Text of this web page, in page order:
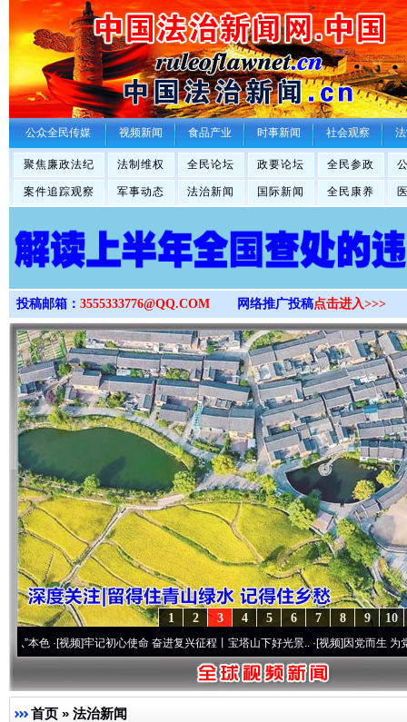
>
公众全民传媒 视频新闻 食品产业 时事新闻 社会观察
聚焦廉政法纪 法制维权 全民论坛 政要论坛 全民参政
案件追踪观察 军事动态 法治新闻 国际新闻 全民康养
投稿邮箱： 3555333776@QQ.COM 网络推广投稿点击进入>>>
10
9
8
7
6
5
4
3
2
1
视频]牢记初心使命 奋进复兴征程丨宝塔山下好光景..·[视频]因党而生 为党而战——
首页 » 法治新闻